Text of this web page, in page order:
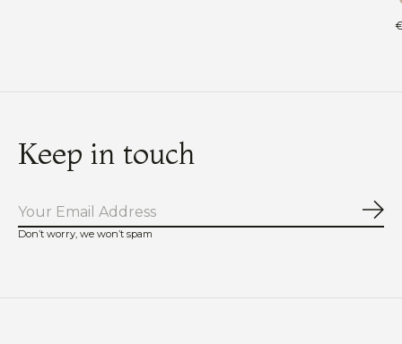
Keep in touch
Don’t worry, we won’t spam